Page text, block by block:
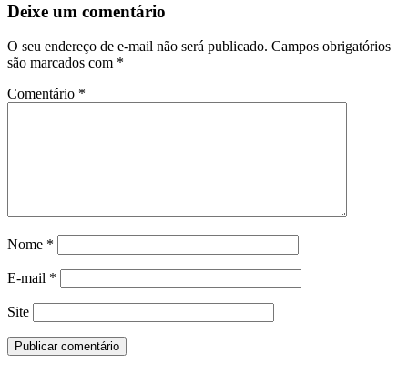
Deixe um comentário
O seu endereço de e-mail não será publicado. Campos obrigatórios
são marcados com *
Comentário *
Nome *
E-mail *
Site